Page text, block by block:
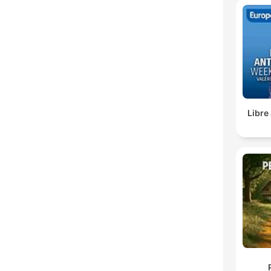
Libre